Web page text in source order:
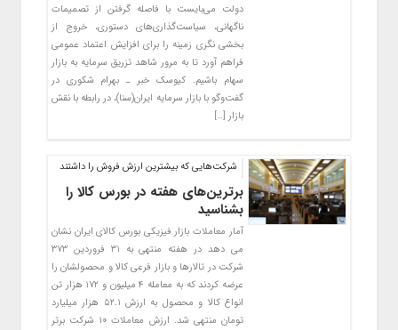
دولت می‌بایست با فاصله گرفتن از تصمیمات
ناگهانی، سیاست‌گذاری‌های دستوری، خروج از
بخشی نگری زمینه را برای افزایش اعتماد عمومی
فراهم آورد تا به مرور شاهد تزریق سرمایه به بازار
سهام باشیم. کیوسک خبر ـ بهرام شکوری در
گفت‌وگو با بازار سرمایه ایران(سنا)، در رابطه با نقش
بازار […]
شرکت‌هایی که بیشترین ارزش فروش را داشتند
برترین‌های هفته در بورس کالا را
بشناسید
آمار معاملات بازار فیزیکی بورس کالای ایران نشان
می دهد در هفته منتهی به ۳۱ فروردین ۳۷۳
شرکت در تالارها و بازار فرعی کالا و محصولشان را
عرضه کردند که به معامله ۴ میلیون و ۱۷۲ هزار تن
انواع کالا و محصول به ارزش ۵۲.۱ هزار میلیارد
تومان منتهی شد. ارزش معاملات ۱۰ شرکت برتر